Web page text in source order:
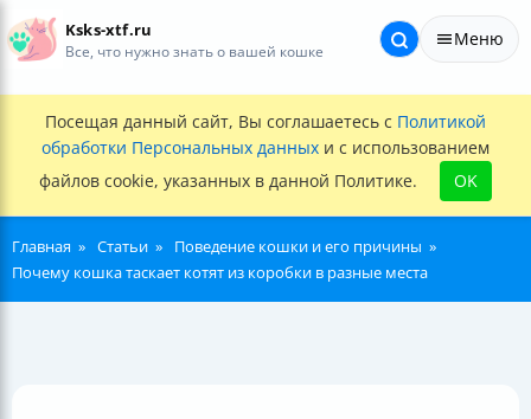
Ksks-xtf.ru
Все, что нужно знать о вашей кошке
Меню
Посещая данный сайт, Вы соглашаетесь с Политикой
обработки Персональных данных и с использованием
файлов cookie, указанных в данной Политике.
OK
Главная Статьи
Поведение кошки и его причины
Почему кошка таскает котят из коробки в разные места